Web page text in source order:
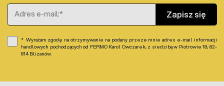
Adres e-mail
Zapisz się
Wyrażam zgodę na otrzymywanie na podany przeze mnie adres e-mail informacji
handlowych pochodzących od FERMO Karol Owczarek, z siedzibą w Piotrowie 18, 62-
814 Blizanów.